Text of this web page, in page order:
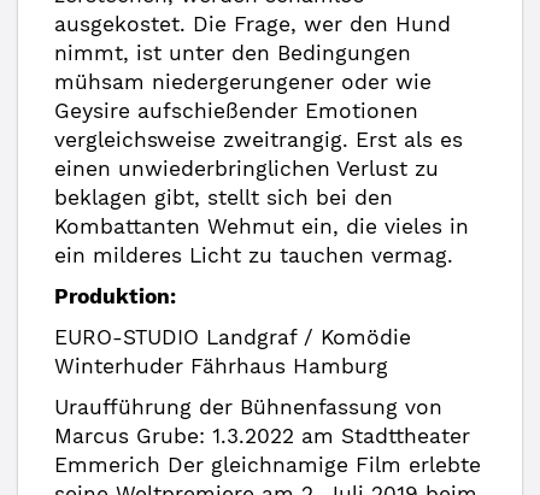
ausgekostet. Die Frage, wer den Hund
nimmt, ist unter den Bedingungen
mühsam niedergerungener oder wie
Geysire aufschießender Emotionen
vergleichsweise zweitrangig. Erst als es
einen unwiederbringlichen Verlust zu
beklagen gibt, stellt sich bei den
Kombattanten Wehmut ein, die vieles in
ein milderes Licht zu tauchen vermag.
Produktion:
EURO-STUDIO Landgraf / Komödie
Winterhuder Fährhaus Hamburg
Uraufführung der Bühnenfassung von
Marcus Grube: 1.3.2022 am Stadttheater
Emmerich Der gleichnamige Film erlebte